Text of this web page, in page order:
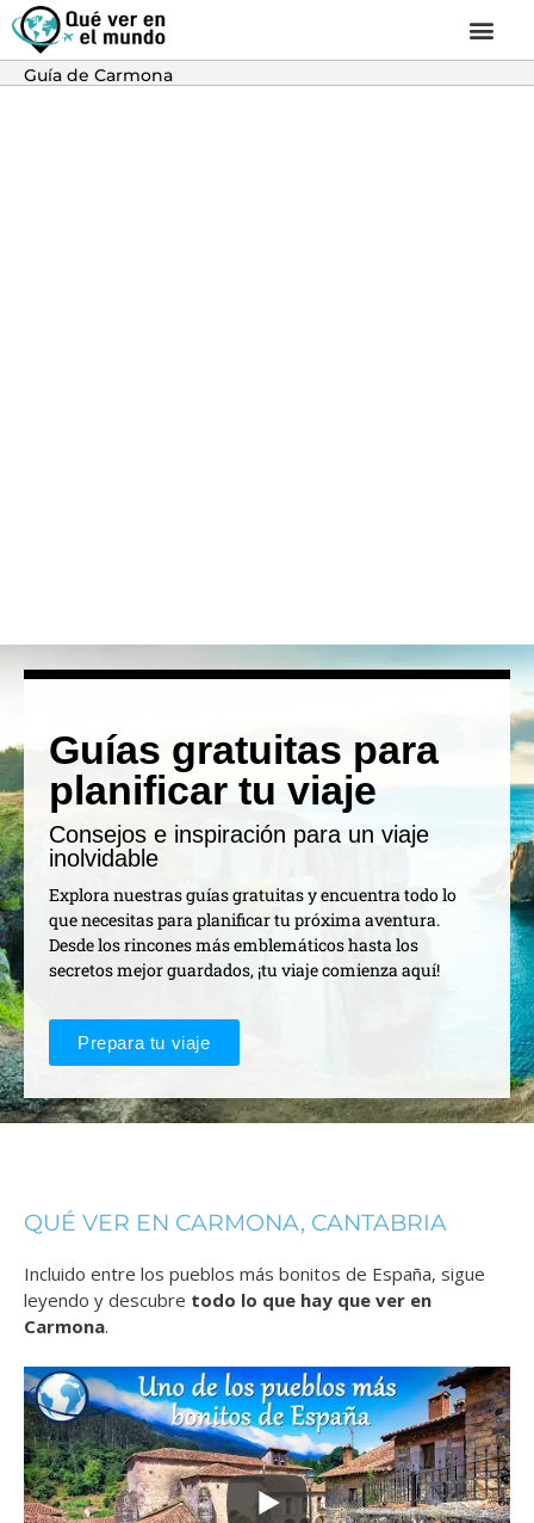
Guía de Carmona
Guías gratuitas para
planificar tu viaje
Consejos e inspiración para un viaje
inolvidable
Explora nuestras guías gratuitas y encuentra todo lo
que necesitas para planificar tu próxima aventura.
Desde los rincones más emblemáticos hasta los
secretos mejor guardados, ¡tu viaje comienza aquí!
Prepara tu viaje
QUÉ VER EN CARMONA, CANTABRIA
Incluido entre los pueblos más bonitos de España, sigue
leyendo y descubre todo lo que hay que ver en
Carmona.